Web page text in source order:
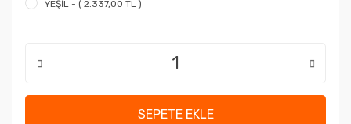
YEŞİL - ( 2.337,00 TL )
SEPETE EKLE